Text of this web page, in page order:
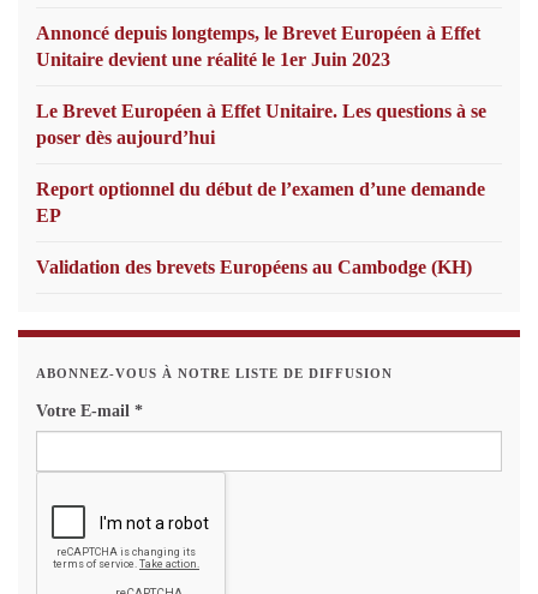
Annoncé depuis longtemps, le Brevet Européen à Effet
Unitaire devient une réalité le 1er Juin 2023
Le Brevet Européen à Effet Unitaire. Les questions à se
poser dès aujourd’hui
Report optionnel du début de l’examen d’une demande
EP
Validation des brevets Européens au Cambodge (KH)
ABONNEZ-VOUS À NOTRE LISTE DE DIFFUSION
Votre E-mail *